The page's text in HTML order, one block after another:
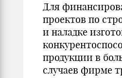
Для
проектов по
и наладке
продукции в
случаев фирме